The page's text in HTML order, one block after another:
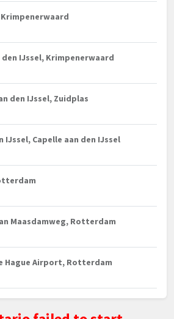
IJssel, Krimpenerwaard
den IJssel, Zuidplas
IJssel, Capelle aan den IJssel
Maasdamweg, Rotterdam
Hague Airport, Rotterdam